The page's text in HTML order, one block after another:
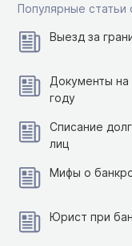
Популярные статьи
Выезд за
Документы на
году
Списание
лиц
Мифы о
Юрист при